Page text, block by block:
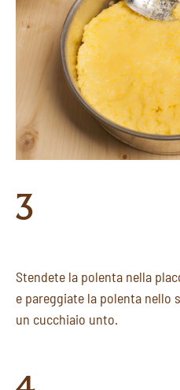
3
Stendete la polenta nella
e pareggiate la polenta nello
un cucchiaio unto.